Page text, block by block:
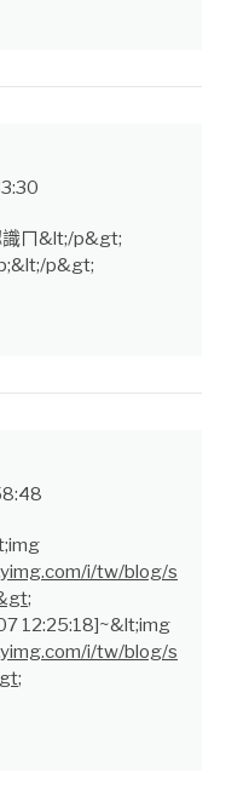
ㄇ&lt;/p&gt;
p&gt;
i/tw/blog/s
;
12:25:18]~&lt;img
i/tw/blog/s
;